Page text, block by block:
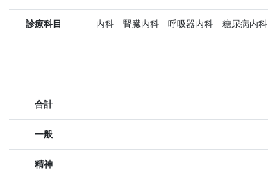
診療科目 内科 腎臓内科 呼吸器内科 糖尿病内科
合計
一般
精神